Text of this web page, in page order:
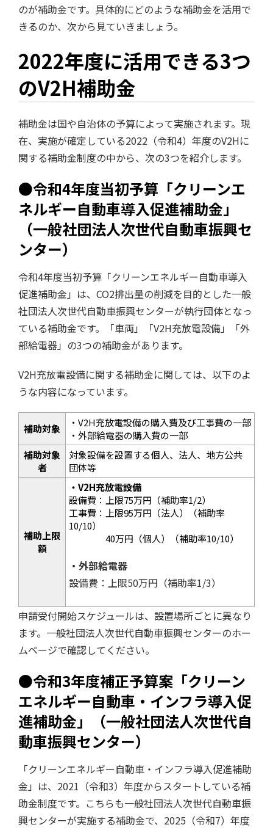
のが補助金です。具体的にどのような補助金を活用で
きるのか、次から見ていきましょう。
2022年度に活用できる3つ
のV2H補助金
補助金は国や自治体の予算によって実施されます。現
在、実施が確定している2022（令和4）年度のV2Hに
関する補助金制度の中から、次の3つを紹介します。
●令和4年度当初予算「クリーンエ
ネルギー自動車導入促進補助金」
（一般社団法人次世代自動車振興セ
ンター）
令和4年度当初予算「クリーンエネルギー自動車導入
促進補助金」は、CO2排出量の削減を目的とした一般
社団法人次世代自動車振興センターが執行団体となっ
ている補助金です。「車両」「V2H充放電設備」「外
部給電器」の3つの補助金があります。
V2H充放電設備に関する補助金に関しては、以下のよ
うな内容になっています。
補助対象
・V2H充放電設備の購入費及び工事費の一部
・外部給電器の購入費の一部
補助対象
者
対象設備を設置する個人、法人、地方公共
団体等
補助上限
額
・V2H充放電設備
設備費：上限75万円（補助率1/2）
工事費：上限95万円（法人）（補助率
10/10）
40万円（個人）（補助率10/10）
・外部給電器
設備費：上限50万円（補助率1/3）
申請受付開始スケジュールは、設置場所ごとに異なり
ます。一般社団法人次世代自動車振興センターのホー
ムページで確認してください。
●令和3年度補正予算案「クリーン
エネルギー自動車・インフラ導入促
進補助金」（一般社団法人次世代自
動車振興センター）
「クリーンエネルギー自動車・インフラ導入促進補助
金」は、2021（令和3）年度からスタートしている補
助金制度です。こちらも一般社団法人次世代自動車振
興センターが実施する補助金で、2025（令和7）年度